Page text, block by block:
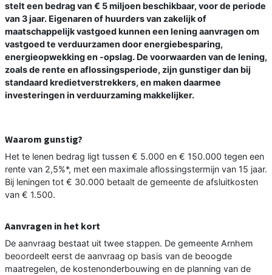
stelt een bedrag van € 5 miljoen beschikbaar, voor de periode
van 3 jaar. Eigenaren of huurders van zakelijk of
maatschappelijk vastgoed kunnen een lening aanvragen om
vastgoed te verduurzamen door energiebesparing,
energieopwekking en -opslag. De voorwaarden van de lening,
zoals de rente en aflossingsperiode, zijn gunstiger dan bij
standaard kredietverstrekkers, en maken daarmee
investeringen in verduurzaming makkelijker.
Waarom gunstig?
Het te lenen bedrag ligt tussen € 5.000 en € 150.000 tegen een
rente van 2,5%*, met een maximale aflossingstermijn van 15 jaar.
Bij leningen tot € 30.000 betaalt de gemeente de afsluitkosten
van € 1.500.
Aanvragen in het kort
De aanvraag bestaat uit twee stappen. De gemeente Arnhem
beoordeelt eerst de aanvraag op basis van de beoogde
maatregelen, de kostenonderbouwing en de planning van de